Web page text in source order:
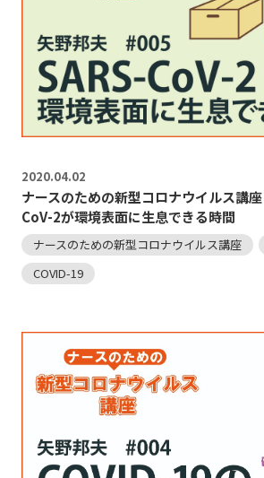
2020.04.02
ナースのための新型コロナウイルス講
CoV-2が環境表面に生息できる時間
ナースのための新型コロナウイルス講座
COVID-19